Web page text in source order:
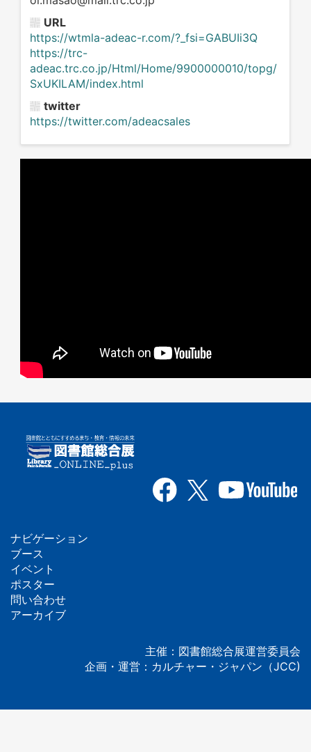
URL
https://wtmla-adeac-r.com/?_fsi=GABUIi3Q
https://trc-
adeac.trc.co.jp/Html/Home/9900000010/topg/
SxUKILAM/index.html
twitter
https://twitter.com/adeacsales
フ
ッ
タ
ナビゲーション
ブース
イベント
ポスター
問い合わせ
アーカイブ
主催：図書館総合展運営委員会
企画・運営：カルチャー・ジャパン（JCC)